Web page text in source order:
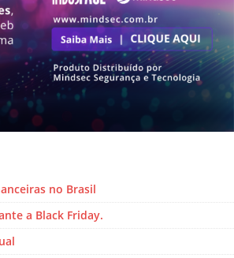
no Brasil
a Black Friday.